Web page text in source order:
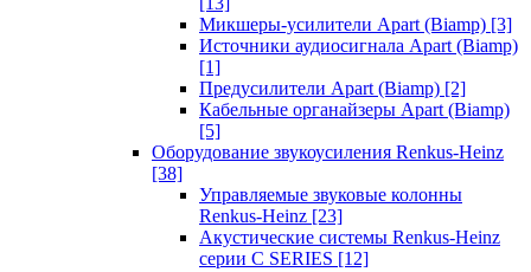
Микшеры-усилители Apart (Biamp) [3]
Источники аудиосигнала Apart (Biamp)
[1]
Предусилители Apart (Biamp) [2]
Кабельные органайзеры Apart (Biamp)
[5]
Оборудование звукоусиления Renkus-Heinz
[38]
Управляемые звуковые колонны
Renkus-Heinz [23]
Акустические системы Renkus-Heinz
серии C SERIES [12]